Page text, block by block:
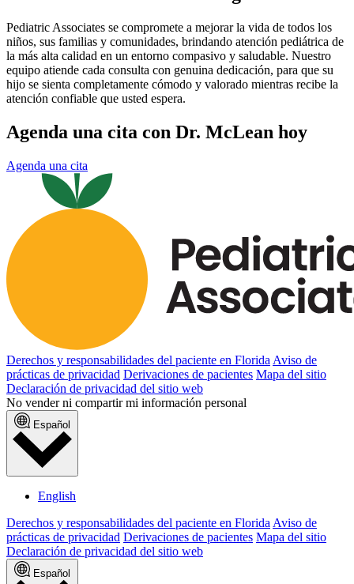
Pediatric Associates se compromete a mejorar la vida de todos los
niños, sus familias y comunidades, brindando atención pediátrica de
la más alta calidad en un entorno compasivo y saludable. Nuestro
equipo atiende cada consulta con genuina dedicación, para que su
hijo se sienta completamente cómodo y valorado mientras recibe la
atención confiable que usted espera.
Agenda una cita con Dr. McLean hoy
Agenda una cita
Derechos y responsabilidades del paciente en Florida Aviso de
prácticas de privacidad Derivaciones de pacientes Mapa del sitio
Declaración de privacidad del sitio web
No vender ni compartir mi información personal
Español
English
Derechos y responsabilidades del paciente en Florida Aviso de
prácticas de privacidad Derivaciones de pacientes Mapa del sitio
Declaración de privacidad del sitio web
Español